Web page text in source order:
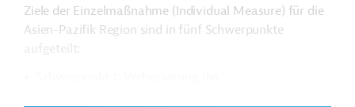
Ziele der Einzelmaßnahme (Individual Measure) für die
Asien-Pazifik Region sind in fünf Schwerpunkte
aufgeteilt: